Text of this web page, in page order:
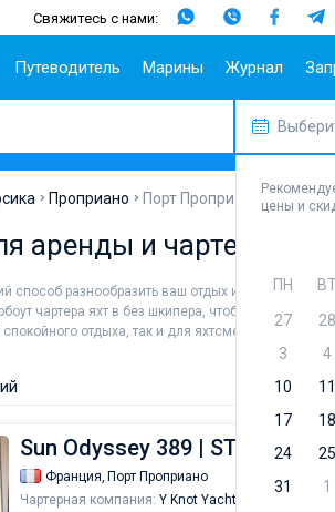
Свяжитесь с нами:
направления
Шибеник
Задар
Сицилия
Путеводитель
Волос
Лаврион
Испания
Гран-
Канария
Ибица
Майорка
Тенерифе
Марины Журнал
цены и
ПН
27
28
3
4
10
11
17
18
24
25
31
1
Проприано Порт Проприано
аренды и чартера в
способ разнообразить ваш отдых и
чартера яхт в без шкипера, чтобы лично
отдыха, так и для яхтсменов, которые
Sun Odyssey 389 | STAR FISH
Франция, Порт Проприано
Чартерная компания: Y Knot Yachting